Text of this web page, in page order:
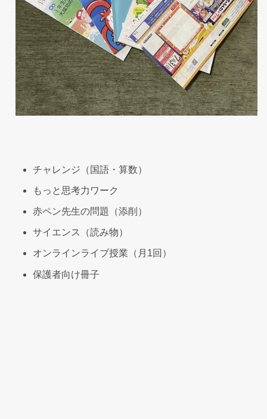
チャレンジ（国語・算数）
もっと思考力ワーク
赤ペン先生の問題（添削）
サイエンス（読み物）
オンラインライブ授業（月1回）
保護者向け冊子